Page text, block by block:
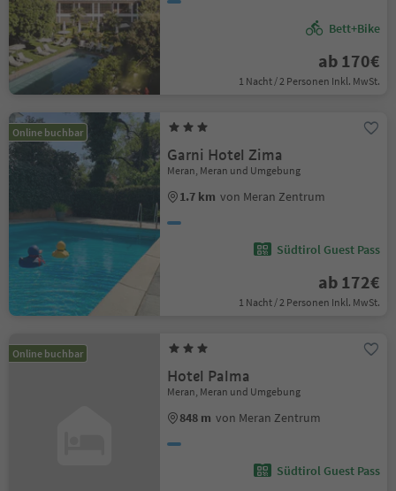
Bett+Bike
ab 170€
1 Nacht / 2 Personen Inkl. MwSt.
Online buchbar
Garni Hotel Zima
Meran, Meran und Umgebung
1.7 km von Meran Zentrum
Südtirol Guest Pass
ab 172€
1 Nacht / 2 Personen Inkl. MwSt.
Online buchbar
Hotel Palma
Meran, Meran und Umgebung
848 m von Meran Zentrum
Südtirol Guest Pass